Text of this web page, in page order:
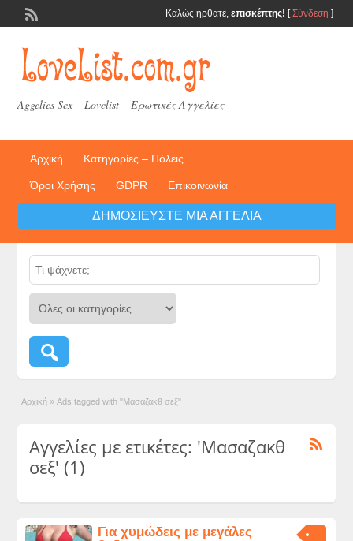
Καλώς ήρθατε, επισκέπτης! [Σύνδεση ]
Aggelies Sex – Lovelist – Ερωτικές Αγγελίες
Αρχική Κατηγορίες – Πόλεις
Όροι Χρήσης GDPR Επικοινωνία
ΔΗΜΟΣΙΕΎΣΤΕ ΜΙΑ ΑΓΓΕΛΊΑ
Αρχική » Ads tagged with "Μασαζακθ σεξ"
Αγγελίες με ετικέτες: 'Μασαζακθ
σεξ' (1)
Για χυμώδεις με μεγάλες